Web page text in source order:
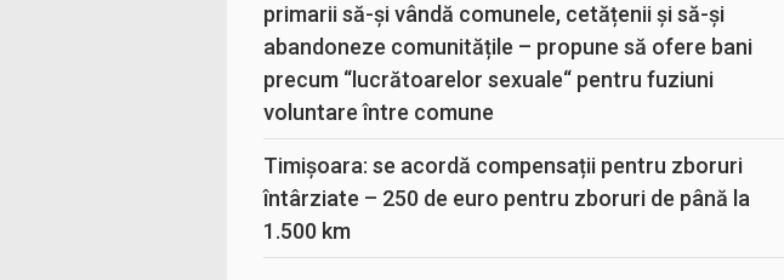
primarii să-și vândă comunele, cetățenii și să-și
abandoneze comunitățile – propune să ofere bani
precum “lucrătoarelor sexuale“ pentru fuziuni
voluntare între comune
Timișoara: se acordă compensații pentru zboruri
întârziate – 250 de euro pentru zboruri de până la
1.500 km